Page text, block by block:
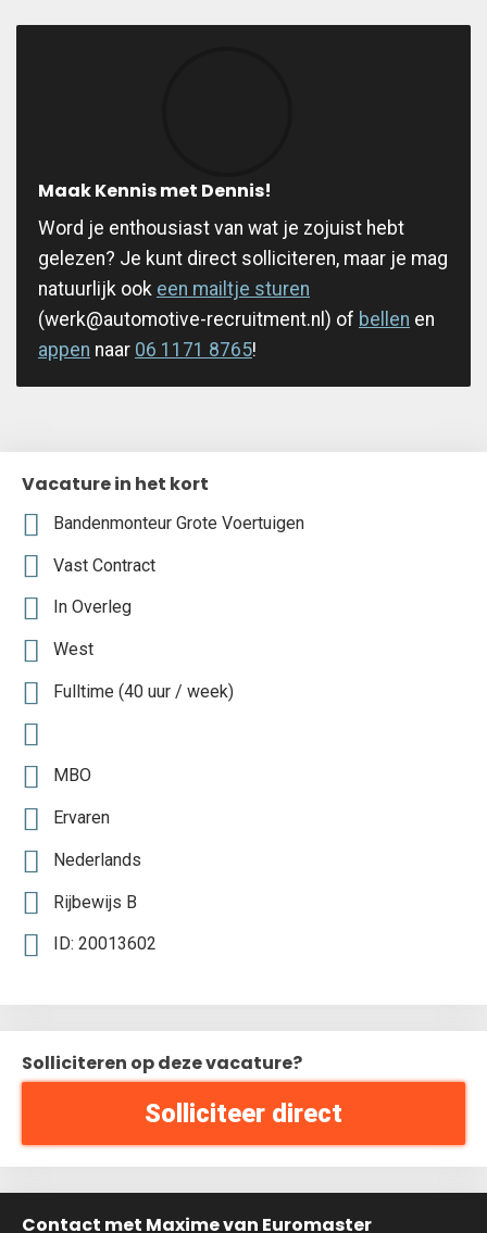
Maak Kennis met Dennis!
Word je enthousiast van wat je zojuist hebt
gelezen? Je kunt direct solliciteren, maar je mag
natuurlijk ook een mailtje sturen
(werk@automotive-recruitment.nl) of bellen en
appen naar 06 1171 8765!
Vacature in het kort
Bandenmonteur Grote Voertuigen
Vast Contract
In Overleg
West
Fulltime (40 uur / week)
MBO
Ervaren
Nederlands
Rijbewijs B
ID: 20013602
Solliciteren op deze vacature?
Solliciteer direct
Contact met Maxime van Euromaster